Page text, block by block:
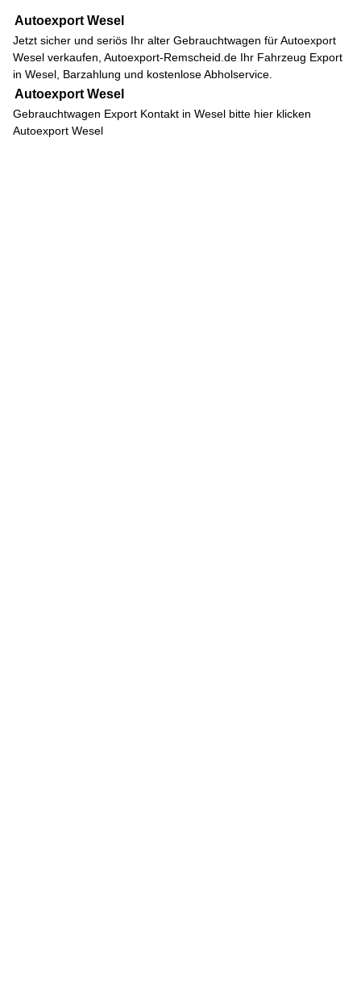
Autoexport Wesel
Jetzt sicher und seriös Ihr alter Gebrauchtwagen fürAutoexport
Wesel verkaufen, Autoexport-Remscheid.de Ihr Fahrzeug Export
in Wesel, Barzahlung und kostenlose Abholservice.
Autoexport Wesel
Gebrauchtwagen Export Kontakt in Wesel bitte hier klicken
Autoexport Wesel